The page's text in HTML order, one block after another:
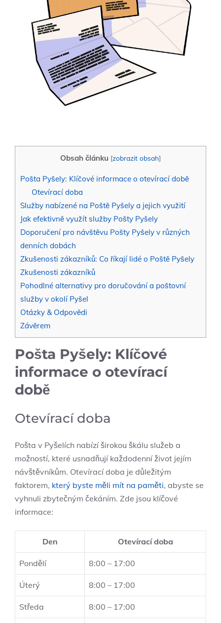
Obsah článku [zobrazit obsah]
Pošta Pyšely: Klíčové informace o otevírací době
Otevírací doba
Služby nabízené na Poště Pyšely a jejich využití
Jak efektivně využít služby Pošty Pyšely
Doporučení pro návštěvu Pošty Pyšely v různých
denních dobách
Zkušenosti zákazníků: Co říkají lidé o Poště Pyšely
Zkušenosti zákazníků
Pohodlné alternativy pro doručování a poštovní
služby v okolí Pyšel
Otázky & Odpovědi
Závěrem
Pošta Pyšely: Klíčové
informace o otevírací
době
Otevírací doba
Pošta v Pyšelích nabízí širokou škálu služeb a
možností, které usnadňují každodenní život jejím
návštěvníkům. Otevírací doba je důležitým
faktorem, který byste měli mít na paměti, abyste se
vyhnuli zbytečným čekáním. Zde jsou klíčové
informace:
Den Otevírací doba
Pondělí 8:00 – 17:00
Úterý 8:00 – 17:00
Středa 8:00 – 17:00